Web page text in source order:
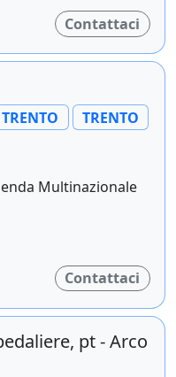
Contattaci
TRENTO
TRENTO
Multinazionale
Contattaci
pt - Arco